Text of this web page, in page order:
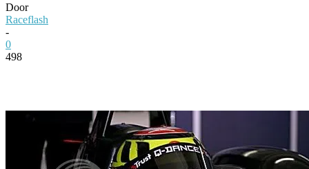
Door
Raceflash
-
0
498